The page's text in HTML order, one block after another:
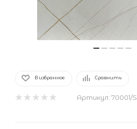
В избранное Сравнить
Артикул: 70001/S